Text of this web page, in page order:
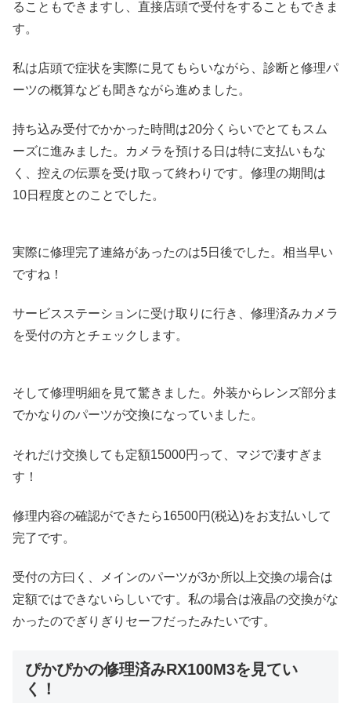
ることもできますし、直接店頭で受付をすることもできま
す。
私は店頭で症状を実際に見てもらいながら、診断と修理パ
ーツの概算なども聞きながら進めました。
持ち込み受付でかかった時間は20分くらいでとてもスム
ーズに進みました。カメラを預ける日は特に支払いもな
く、控えの伝票を受け取って終わりです。修理の期間は
10日程度とのことでした。
実際に修理完了連絡があったのは5日後でした。相当早い
ですね！
サービスステーションに受け取りに行き、修理済みカメラ
を受付の方とチェックします。
そして修理明細を見て驚きました。外装からレンズ部分ま
でかなりのパーツが交換になっていました。
それだけ交換しても定額15000円って、マジで凄すぎま
す！
修理内容の確認ができたら16500円(税込)をお支払いして
完了です。
受付の方曰く、メインのパーツが3か所以上交換の場合は
定額ではできないらしいです。私の場合は液晶の交換がな
かったのでぎりぎりセーフだったみたいです。
ぴかぴかの修理済みRX100M3を見てい
く！